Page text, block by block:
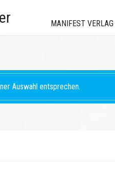
MANIFEST VERLAG
Auswahl entsprechen.